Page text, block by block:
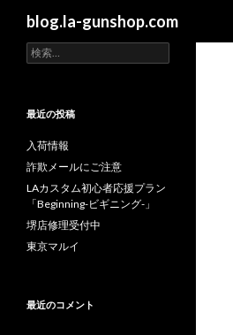
blog.la-gunshop.com
検
索
最近の投稿
入荷情報
詐欺メールにご注意
LAカスタム初心者応援プラン
「Beginning-ビギニング-」
堺店修理受付中
東京マルイ
最近のコメント